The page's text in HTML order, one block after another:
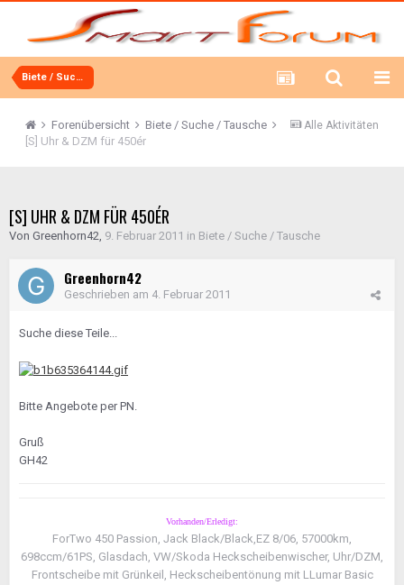
Biete / Suche / Tausche
Alle Aktivitäten
Forenübersicht
Biete / Suche / Tausche
[S] Uhr & DZM für 450ér
[S] UHR & DZM FÜR 450ÉR
Von Greenhorn42, 9. Februar 2011 in Biete / Suche / Tausche
Greenhorn42
Geschrieben am 4. Februar 2011
Suche diese Teile...
Bitte Angebote per PN.
Gruß
GH42
Vorhanden/Erledigt:
ForTwo 450 Passion, Jack Black/Black,EZ 8/06, 57000km,
698ccm/61PS, Glasdach, VW/Skoda Heckscheibenwischer, Uhr/DZM,
Frontscheibe mit Grünkeil, Heckscheibentönung mit LLumar Basic